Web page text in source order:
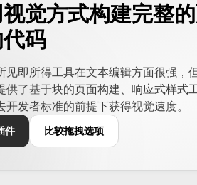
觉方式构建完整
码
见即所得工具在文本编辑方面很强，
供了基于块的页面构建、响应式样式
开发者标准的前提下获得视觉速度。
件 比较拖拽选项